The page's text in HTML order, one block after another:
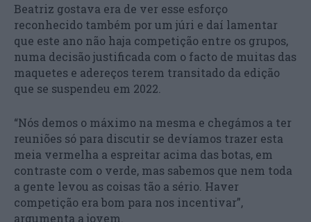
Beatriz gostava era de ver esse esforço
reconhecido também por um júri e daí lamentar
que este ano não haja competição entre os grupos,
numa decisão justificada com o facto de muitas das
maquetes e adereços terem transitado da edição
que se suspendeu em 2022.
“Nós demos o máximo na mesma e chegámos a ter
reuniões só para discutir se devíamos trazer esta
meia vermelha a espreitar acima das botas, em
contraste com o verde, mas sabemos que nem toda
a gente levou as coisas tão a sério. Haver
competição era bom para nos incentivar”,
argumenta a jovem.